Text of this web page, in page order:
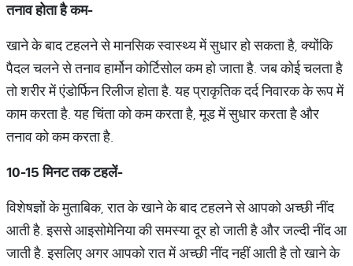
तनावहोताहैकम-
खाने के बाद टहलने से मानसिक स्वास्थ्य में सुधार हो सकता है, क्योंकि
पैदल चलने से तनाव हार्मोन कोर्टिसोल कम हो जाता है. जब कोई चलता है
तो शरीर में एंडोर्फिन रिलीज होता है. यह प्राकृतिक दर्द निवारक के रूप में
काम करता है. यह चिंता को कम करता है, मूड में सुधार करता है और
तनाव को कम करता है.
10-15मिनटतकटहलें-
विशेषज्ञों के मुताबिक, रात के खाने के बाद टहलने से आपको अच्छी नींद
आती है. इससे आइसोमेनिया की समस्या दूर हो जाती है और जल्दी नींद आ
जाती है. इसलिए अगर आपको रात में अच्छी नींद नहीं आती है तो खाने के